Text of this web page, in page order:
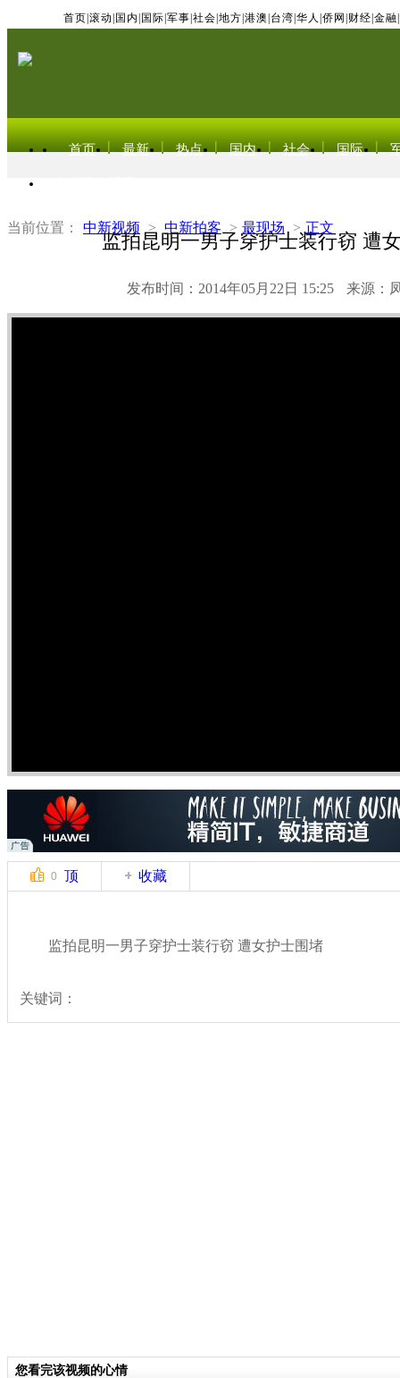
首页 滚动 国内 国际 军事 社会 地方 港澳 台湾 华人 侨网 财经 金融
首页 最新 热点 国内 社会 国际
当前位置： 中新视频 > 中新拍客 > 最现场 > 正文
监拍昆明一男子穿护士装行窃 遭
发布时间：2014年05月22日 15:25 来源：
0 顶 收藏
监拍昆明一男子穿护士装行窃 遭女护士围堵
关键词：
您看完该视频的心情